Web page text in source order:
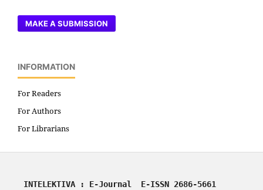
MAKE A SUBMISSION
INFORMATION
For Readers
For Authors
For Librarians
INTELEKTIVA : E-Journal  E-ISSN 2686-5661